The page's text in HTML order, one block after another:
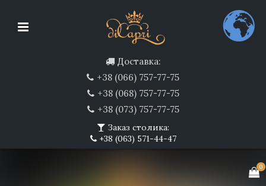
Доставка:
+38 (066) 757-77-75
+38 (068) 757-77-75
+38 (073) 757-77-75
Заказ столика:
+38 (063) 571-44-47
0